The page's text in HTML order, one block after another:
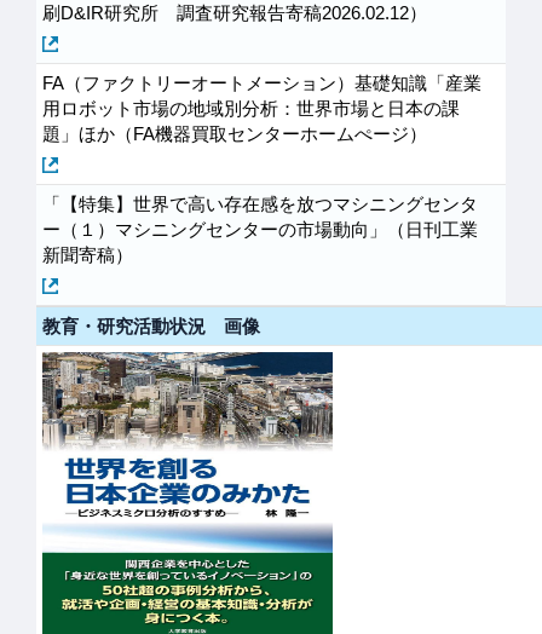
刷D&IR研究所 調査研究報告寄稿2026.02.12）
FA（ファクトリーオートメーション）基礎知識「産業
用ロボット市場の地域別分析：世界市場と日本の課
題」ほか（FA機器買取センターホームぺージ）
「【特集】世界で高い存在感を放つマシニングセンタ
ー（１）マシニングセンターの市場動向」（日刊工業
新聞寄稿）
教育・研究活動状況 画像